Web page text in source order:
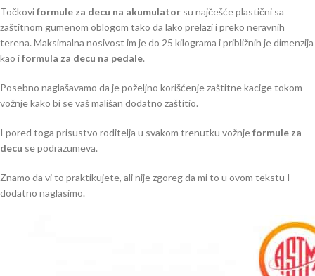
Točkoviformule za decu na akumulator su najčešće plastični sa
zaštitnom gumenom oblogom tako da lako prelazi i preko neravnih
terena. Maksimalna nosivost im je do 25 kilograma i približnih je dimenzija
kao iformula za decu na pedale.
Posebno naglašavamo da je poželjno korišćenje zaštitne kacige tokom
vožnje kako bi se vaš mališan dodatno zaštitio.
I pored toga prisustvo roditelja u svakom trenutku vožnjeformule za
decu se podrazumeva.
Znamo da vi to praktikujete, ali nije zgoreg da mi to u ovom tekstu I
dodatno naglasimo.